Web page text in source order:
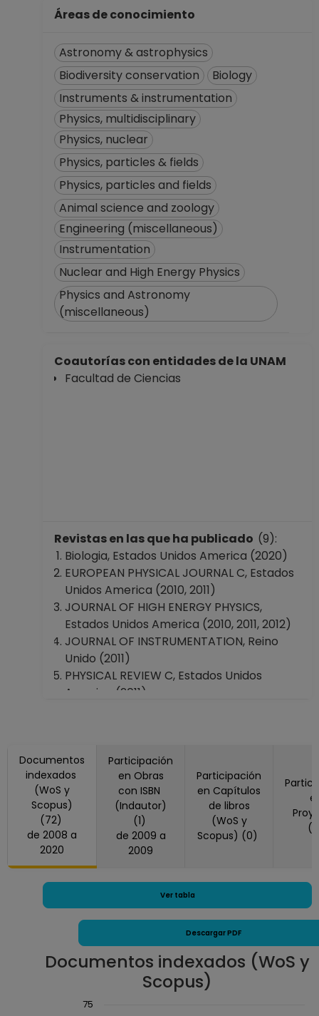
hasta 31-12-2012
ASIGNATURA A TP
No Definitivo
Facultad de
Ciencias
Desde 01-11-2008
TECNICO
ACADEMICO
AUXILIAR C TC
Definitivo
Facultad de
Ciencias
(fecha inicial de
registros en el SIIA)
hasta 31-12-2008
PROFESOR
No Definitivo
Desde 01-01-2008
(fecha inicial de
registros en el SIIA)
hasta 15-04-2008
Áreas de conocimiento
Astronomy & astrophysics
Biodiversity conservation
Biology
Instruments & instrumentation
Physics, multidisciplinary
Physics, nuclear
Physics, particles & fields
Physics, particles and fields
Animal science and zoology
Engineering (miscellaneous)
Instrumentation
Nuclear and High Energy Physics
Physics and Astronomy
(miscellaneous)
Coautorías con entidades de la UNAM
Facultad de Ciencias
Revistas en las que ha publicado (9):
Biologia, Estados Unidos America (2020)
EUROPEAN PHYSICAL JOURNAL C, Estados
Unidos America (2010, 2011)
JOURNAL OF HIGH ENERGY PHYSICS,
Estados Unidos America (2010, 2011, 2012)
JOURNAL OF INSTRUMENTATION, Reino
Unido (2011)
PHYSICAL REVIEW C, Estados Unidos
America (2011)
America (2010, 2011)
PHYSICS LETTERS B, Países Bajos (2010,
2011, 2012)
Revista Mexicana De Biodiversidad, México
(2014)
Documentos
indexados
(WoS y
Scopus)
(72)
de 2008 a
2020
Participación
en Obras
con ISBN
(Indautor)
(1)
de 2009 a
2009
Participación
en Capítulos
de libros
(WoS y
Scopus) (0)
Ver tabla
Descargar PDF
Documentos indexados (WoS y
Scopus)
Chart75